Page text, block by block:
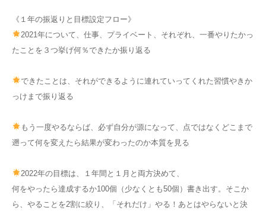
《１年の振返りと目標設定フロー》
2021年について、仕事、プライベート、それぞれ、一番やりたかっ
たことを３つ挙げ何％できたか振り返る
できたことは、それができるように連れていってくれた習慣やきか
っけまで振り返る
もう一度やるならば、必ず自分が源になって、点ではなくどこまで
遡って何を変えたら結果が変わったのか本質を見る
2022年の目標は、１年間と１月と両方決めて、
何をやったら達成するか100個（少なくとも50個）書き出す。そこか
ら、やることを2割に絞り、「それだけ」やる！あとはやらないと決